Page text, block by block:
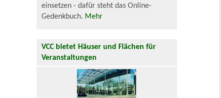
einsetzen - dafür steht das Online-
Gedenkbuch. Mehr
VCC bietet Häuser und Flächen für
Veranstaltungen